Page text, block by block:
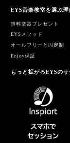
EYS音楽教室を選ぶ理
無料楽器プレゼント
EYSメソッド
オールフリーと固定制
Enjoy保証
もっと拡がるEYSのサ